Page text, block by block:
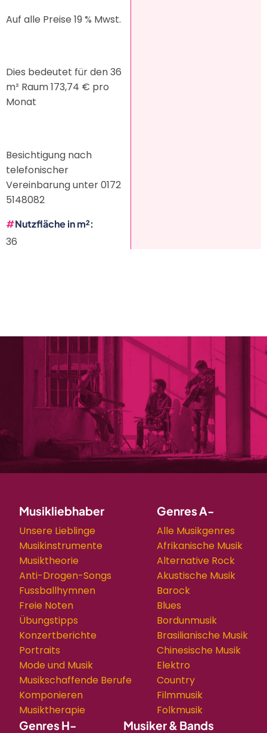
Auf alle Preise 19 % Mwst.
Dies bedeutet für den 36
m² Raum 173,74 € pro
Monat
Besichtigung nach
telefonischer
Vereinbarung unter 0172
5148082
Nutzfläche in m²
36
Musikliebhaber
Unsere Lieblinge
Musikinstrumente
Musiktheorie
Anti-Drogen-Songs
Fussballhymnen
Freie Noten
Übungstipps
Konzertberichte
Portraits
Mode und Musik
Musikschaffende Berufe
Komponieren
Musiktherapie
Genres A-
Alle Musikgenres
Afrikanische Musik
Alternative Rock
Akustische Musik
Barock
Blues
Bordunmusik
Brasilianische Musik
Chinesische Musik
Elektro
Country
Filmmusik
Folkmusik
Genres H- Musiker & Bands